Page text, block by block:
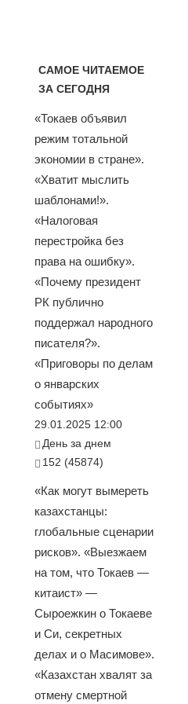
САМОЕ ЧИТАЕМОЕ
ЗА СЕГОДНЯ
«Токаев объявил
режим тотальной
экономии в стране».
«Хватит мыслить
шаблонами!».
«Налоговая
перестройка без
права на ошибку».
«Почему президент
РК публично
поддержал народного
писателя?».
«Приговоры по делам
о январских
событиях»
29.01.2025 12:00
День за днем
152 (45874)
«Как могут вымереть
казахстанцы:
глобальные сценарии
рисков». «Выезжаем
на том, что Токаев —
китаист» —
Сыроежкин о Токаеве
и Си, секретных
делах и о Масимове».
«Казахстан хвалят за
отмену смертной